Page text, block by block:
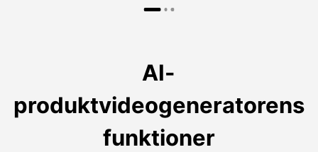
AI-
produktvideogeneratorens
funktioner